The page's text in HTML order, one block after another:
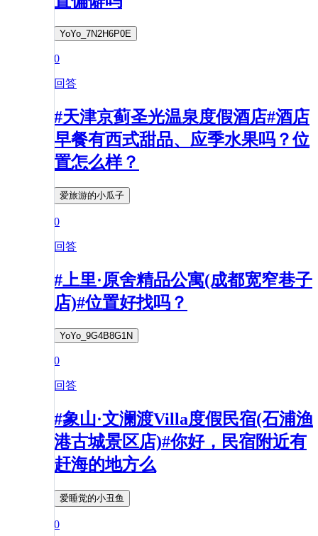
YoYo_7N2H6P0E
0
回答
#天津京蓟圣光温泉度假酒店#酒店
早餐有西式甜品、应季水果吗？位
置怎么样？
爱旅游的小瓜子
0
回答
#上里·原舍精品公寓(成都宽窄巷子
店)#位置好找吗？
YoYo_9G4B8G1N
0
回答
#象山·文澜渡Villa度假民宿(石浦渔
港古城景区店)#你好，民宿附近有
赶海的地方么
爱睡觉的小丑鱼
0